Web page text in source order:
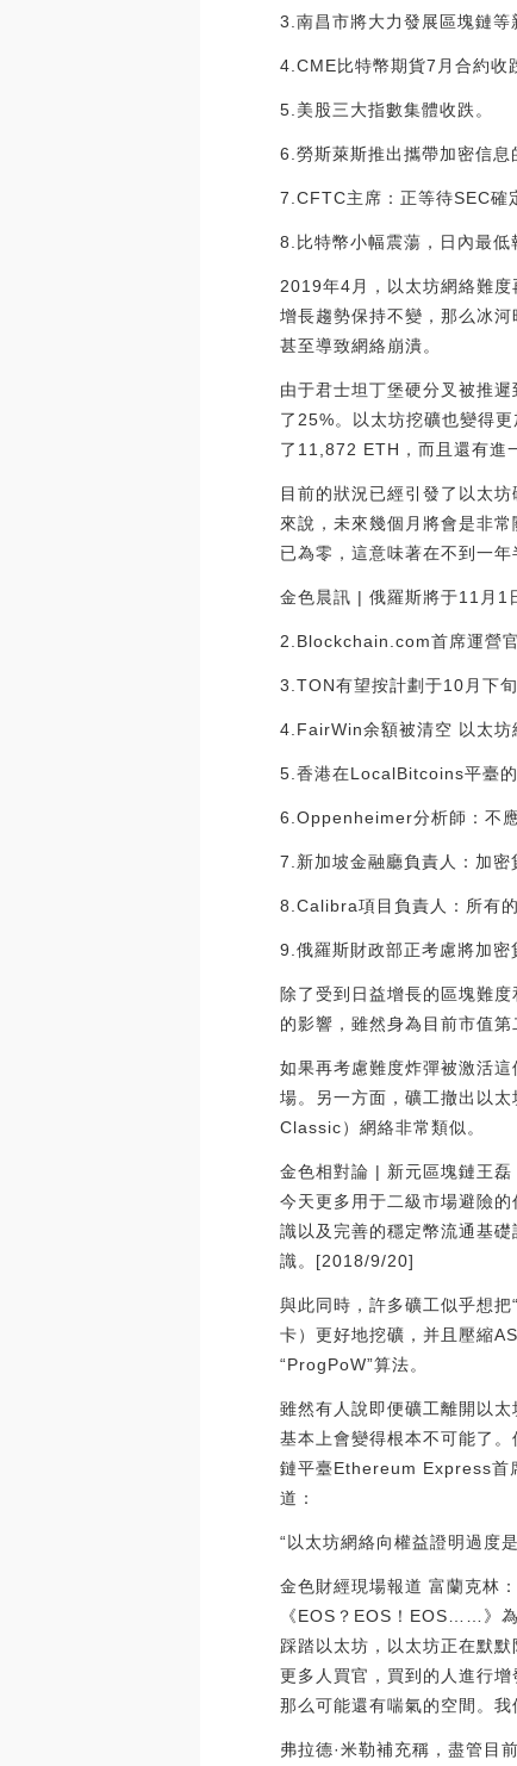
3.南昌市將大力發展區塊鏈等
4.CME比特幣期貨7月合約收
5.美股三大指數集體收跌。
6.勞斯萊斯推出攜帶加密信
7.CFTC主席：正等待SEC確
8.比特幣小幅震蕩，日內最
2019年4月，以太坊網絡難
增長趨勢保持不變，那么冰
甚至導致網絡崩潰。
由于君士坦丁堡硬分叉被推
了25%。以太坊挖礦也變得
了11,872 ETH，而且還有進
目前的狀況已經引發了以太
來說，未來幾個月將會是非
已為零，這意味著在不到一
金色晨訊 | 俄羅斯將于11月1
2.Blockchain.com首席運營
3.TON有望按計劃于10月下旬
4.FairWin余額被清空 以太坊
5.香港在LocalBitcoins平臺的
6.Oppenheimer分析師：不
7.新加坡金融廳負責人：加密
8.Calibra項目負責人：所有
9.俄羅斯財政部正考慮將加
除了受到日益增長的區塊難
的影響，雖然身為目前市值
如果再考慮難度炸彈被激活
場。另一方面，礦工撤出以
Classic）網絡非常類似。
金色相對論 | 新元區塊鏈王
今天更多用于二級市場避險
識以及完善的穩定幣流通基
識。[2018/9/20]
與此同時，許多礦工似乎想
卡）更好地挖礦，并且壓縮
“ProgPoW”算法。
雖然有人說即便礦工離開以
基本上會變得根本不可能了
鏈平臺Ethereum Express首
道：
“以太坊網絡向權益證明過度
金色財經現場報道 富蘭克林
《EOS？EOS！EOS……》
踩踏以太坊，以太坊正在默
更多人買官，買到的人進行
那么可能還有喘氣的空間。
弗拉德·米勒補充稱，盡管目